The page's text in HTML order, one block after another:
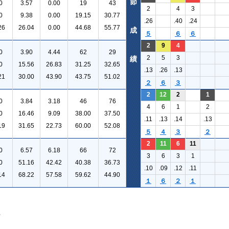
3.57
9.38
26.04
0.00
0.00
0.00
19
19.15
44.68
43
30.77
55.77
2 4
3
.26
.40
.24
５
６ ６
3.90
15.56
30.00
4.44
26.83
43.90
62
31.25
43.75
29
32.65
51.02
2 9
4
2
5
3
.13
.26
.13
２
６ ３
3.84
16.46
31.65
3.18
9.09
22.73
46
38.00
60.00
76
37.50
52.08
2 12 2
1
4
6 1
2
.11
.13 .14
.13
５
４ ３ ２
6.57
51.16
68.22
6.18
42.42
57.58
66
40.38
59.62
72
36.73
44.90
2 11 6
11
3
6 3
1
.10
.09 .12
.11
１
６ ２ １
成
績